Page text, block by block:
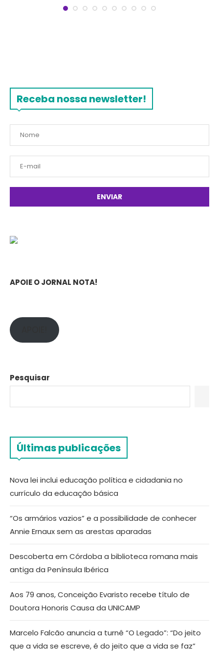
Receba nossa newsletter!
APOIE O JORNAL NOTA!
Pesquisar
Últimas publicações
Nova lei inclui educação política e cidadania no
currículo da educação básica
“Os armários vazios” e a possibilidade de conhecer
Annie Ernaux sem as arestas aparadas
Descoberta em Córdoba a biblioteca romana mais
antiga da Península Ibérica
Aos 79 anos, Conceição Evaristo recebe título de
Doutora Honoris Causa da UNICAMP
Marcelo Falcão anuncia a turnê “O Legado”: “Do jeito
que a vida se escreve, é do jeito que a vida se faz”